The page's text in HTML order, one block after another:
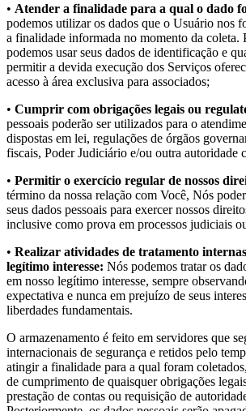
• Atender a finalidade para a qual o dado
podemos utilizar os dados que o Usuário nos
a finalidade informada no momento da coleta.
podemos usar seus dados de identificação e
permitir a devida execução dos Serviços
acesso à área exclusiva para associados;
• Cumprir com obrigações legais ou
pessoais poderão ser utilizados para o
dispostas em lei, regulações de órgãos
fiscais, Poder Judiciário e/ou outra autoridade
• Permitir o exercício regular de nossos
término da nossa relação com Você, Nós
seus dados pessoais para exercer nossos
inclusive como prova em processos judiciais
• Realizar atividades de tratamento internas
legítimo interesse: Nós podemos tratar os
em nosso legítimo interesse, sempre
expectativa e nunca em prejuízo de seus
liberdades fundamentais.
O armazenamento é feito em servidores que
internacionais de segurança e retidos pelo
atingir a finalidade para a qual foram
de cumprimento de quaisquer obrigações
prestação de contas ou requisição de